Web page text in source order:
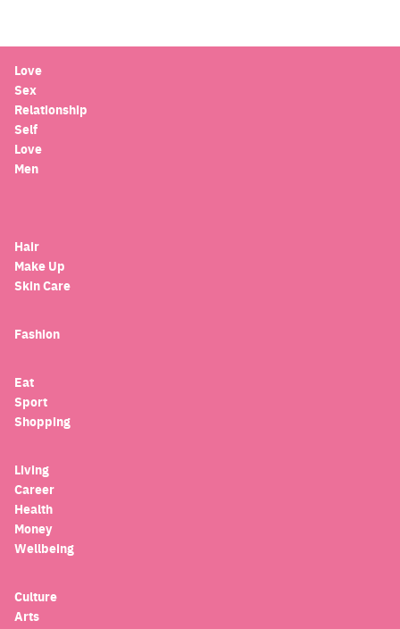
Love
Sex
Relationship
Self
Love
Men
Hair
Make Up
Skin Care
Fashion
Eat
Sport
Shopping
Living
Career
Health
Money
Wellbeing
Culture
Arts